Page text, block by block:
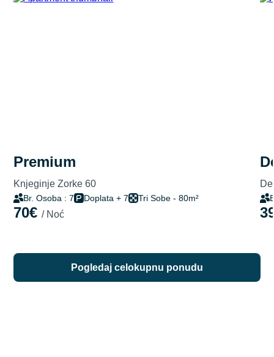
premium
Knjeginje Zorke 60
Br. Osoba : 7 Doplata + 7 Tri Sobe - 80m²
70€/ Noć
pogledaj celokupnu ponudu